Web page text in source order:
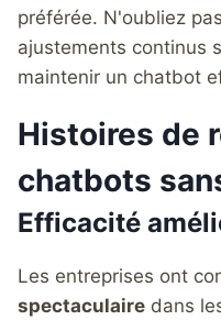
préférée. N'oubliez
ajustements continus
maintenir un chatbot
Histoires de
chatbots
Efficacité
Les entreprises ont
spectaculaire dans